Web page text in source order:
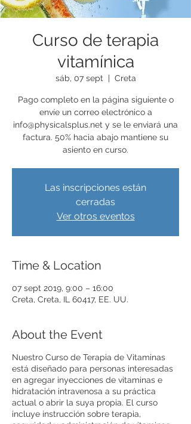
Curso de terapia
vitamínica
sáb, 07 sept
  |
Creta
Pago completo en la página siguiente o
envíe un correo electrónico a
info@physicalsplus.net y se le enviará una
factura. 50% hacia abajo mantiene su
asiento en curso.
Las inscripciones están
cerradas
Ver otros eventos
Time & Location
07 sept 2019, 9:00 – 16:00
Creta, Creta, IL 60417, EE. UU.
About the Event
Nuestro Curso de Terapia de Vitaminas
está diseñado para personas interesadas
en agregar inyecciones de vitaminas e
hidratación intravenosa a su práctica
actual o abrir la suya propia. El curso
incluye instrucción sobre terapia,